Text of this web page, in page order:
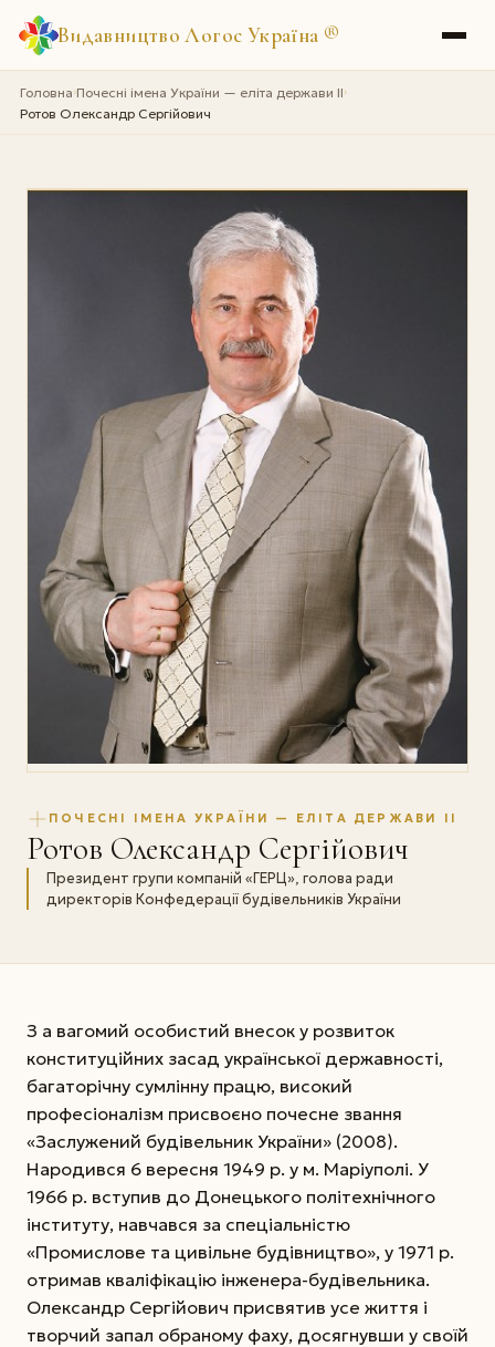
Видавництво Логос Україна ®
Головна›Почесні імена України — еліта держави II›
Ротов Олександр Сергійович
ПОЧЕСНІ ІМЕНА УКРАЇНИ — ЕЛІТА ДЕРЖАВИ II
Ротов Олександр Сергійович
Президент групи компаній «ГЕРЦ», голова ради
директорів Конфедерації будівельників України
З а вагомий особистий внесок у розвиток
конституційних засад української державності,
багаторічну сумлінну працю, високий
професіоналізм присвоєно почесне звання
«Заслужений будівельник України» (2008).
Народився 6 вересня 1949 р. у м. Маріуполі. У
1966 р. вступив до Донецького політехнічного
інституту, навчався за спеціальністю
«Промислове та цивільне будівництво», у 1971 р.
отримав кваліфікацію інженера-будівельника.
Олександр Сергійович присвятив усе життя і
творчий запал обраному фаху, досягнувши у своїй